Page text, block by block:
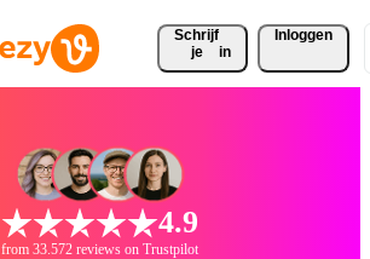
Schrijf
je
in
Inloggen
4.9
from 33.572 reviews on Trustpilot